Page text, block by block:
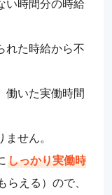
れた時給から不
働いた実働時間
せん。
しっかり実働時
らえる）ので、